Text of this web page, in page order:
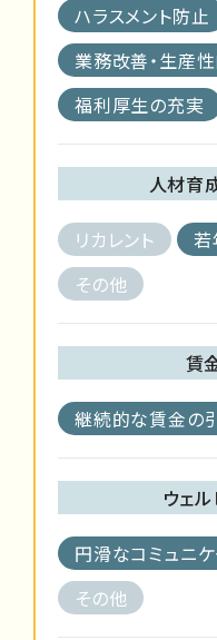
ハラスメント防止
業務改善・生産
福利厚生の充実
人材育
リカレント
若
その他
賃
継続的な賃金の
ウェ
円滑なコミュニ
その他